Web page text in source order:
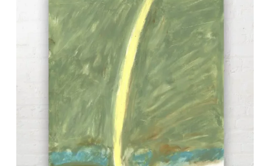
vide.
Go To Shop